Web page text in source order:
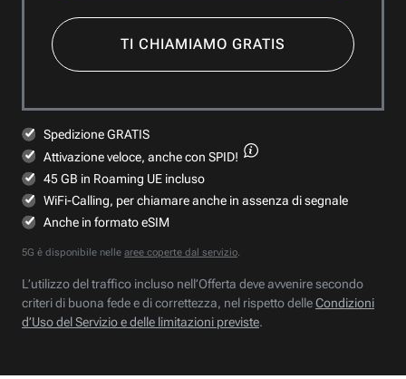
TI CHIAMIAMO GRATIS
Spedizione GRATIS
Attivazione veloce, anche con SPID!
45 GB in Roaming UE incluso
WiFi-Calling, per chiamare anche in assenza di segnale
Anche in formato eSIM
5G è disponibile nelle aree coperte dal servizio.
L’utilizzo del traffico incluso nell’Offerta deve avvenire secondo
criteri di buona fede e di correttezza, nel rispetto delleCondizioni
d’Uso del Servizio e delle limitazioni previste.